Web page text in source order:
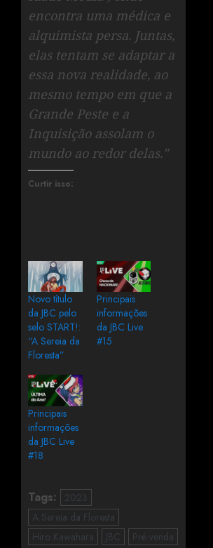
encontra uma médica e
alquimista persa. Juntas,
elas tentam se adaptar a
essa nova realidade, ao
mesmo tempo em que a
Grande Peste e a
Inquisição assolam o
mundo ao redor delas.”
Curtir isso:
Novo título
da JBC pelo
selo START!:
“A Sereia da
Floresta”
Principais
informações
da JBC Live
#15
Principais
informações
da JBC Live
#18
Tags:
2023
A Sereia da Floresta
Hiro Kawahara
JBC
Pré-venda